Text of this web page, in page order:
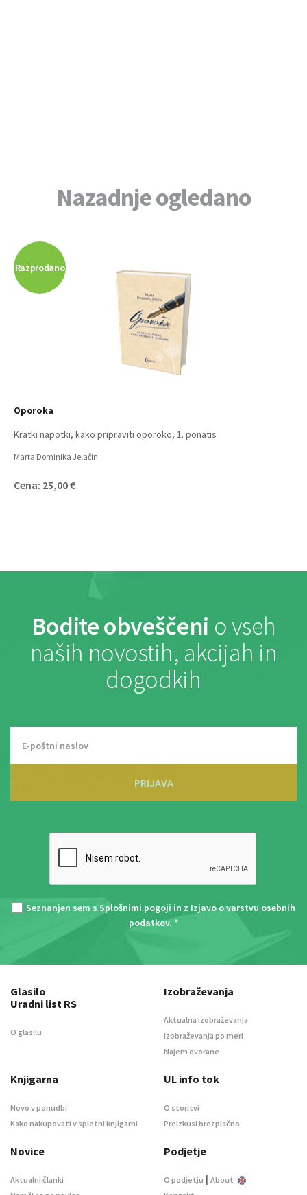
Nazadnje ogledano
Razprodano
Oporoka
Kratki napotki, kako pripraviti oporoko, 1. ponatis
Marta Dominika Jelačin
Cena: 25,00 €
Bodite obveščeni o vseh
naših novostih, akcijah in
dogodkih
PRIJAVA
Seznanjen sem s Splošnimi pogoji in z Izjavo o varstvu osebnih
podatkov. *
Glasilo
Uradni list RS
O glasilu
Izobraževanja
Aktualna izobraževanja
Izobraževanja po meri
Najem dvorane
Knjigarna
Novo v ponudbi
Kako nakupovati v spletni knjigarni
UL info tok
O storitvi
Preizkusi brezplačno
Novice
Aktualni članki
Podjetje
O podjetju | About